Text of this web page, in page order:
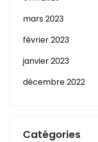
mars 2023
février 2023
janvier 2023
décembre 2022
Catégories